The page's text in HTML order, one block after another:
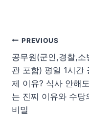
글 탐색
PREVIOUS
공무원(군인,경찰,소
관 포함) 평일 1시간
제 이유? 식사 안해
는 진찌 이유와 수당
비밀